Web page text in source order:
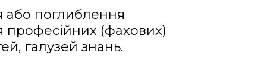
або поглиблення
професійних (фахових)
галузей знань.